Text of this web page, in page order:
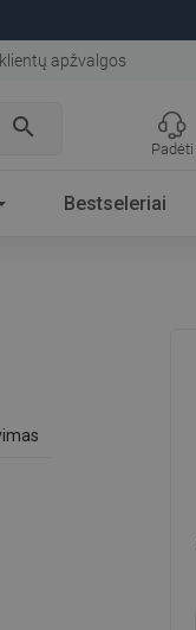
apžvalgos
search
Padėti
Bestseleriai